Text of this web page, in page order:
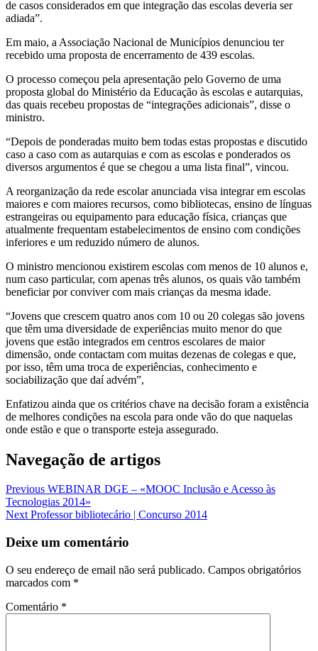
de casos considerados em que integração das escolas deveria ser
adiada”.
Em maio, a Associação Nacional de Municípios denunciou ter
recebido uma proposta de encerramento de 439 escolas.
O processo começou pela apresentação pelo Governo de uma
proposta global do Ministério da Educação às escolas e autarquias,
das quais recebeu propostas de “integrações adicionais”, disse o
ministro.
“Depois de ponderadas muito bem todas estas propostas e discutido
caso a caso com as autarquias e com as escolas e ponderados os
diversos argumentos é que se chegou a uma lista final”, vincou.
A reorganização da rede escolar anunciada visa integrar em escolas
maiores e com maiores recursos, como bibliotecas, ensino de línguas
estrangeiras ou equipamento para educação física, crianças que
atualmente frequentam estabelecimentos de ensino com condições
inferiores e um reduzido número de alunos.
O ministro mencionou existirem escolas com menos de 10 alunos e,
num caso particular, com apenas três alunos, os quais vão também
beneficiar por conviver com mais crianças da mesma idade.
“Jovens que crescem quatro anos com 10 ou 20 colegas são jovens
que têm uma diversidade de experiências muito menor do que
jovens que estão integrados em centros escolares de maior
dimensão, onde contactam com muitas dezenas de colegas e que,
por isso, têm uma troca de experiências, conhecimento e
sociabilização que daí advém”,
Enfatizou ainda que os critérios chave na decisão foram a existência
de melhores condições na escola para onde vão do que naquelas
onde estão e que o transporte esteja assegurado.
Navegação de artigos
Previous WEBINAR DGE – «MOOC Inclusão e Acesso às
Tecnologias 2014»
Next Professor bibliotecário | Concurso 2014
Deixe um comentário
O seu endereço de email não será publicado. Campos obrigatórios
marcados com *
Comentário *